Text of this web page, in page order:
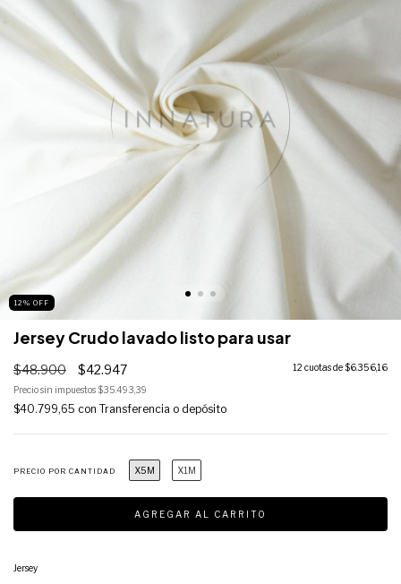
12 % OFF
Jersey Crudo lavado listo para usar
$48.900 $42.947 12 cuotas de$6.356,16
Precio sin impuestos$35.493,39
$40.799,65 con Transferencia o depósito
PRECIO POR CANTIDAD X5M X1M
Jersey